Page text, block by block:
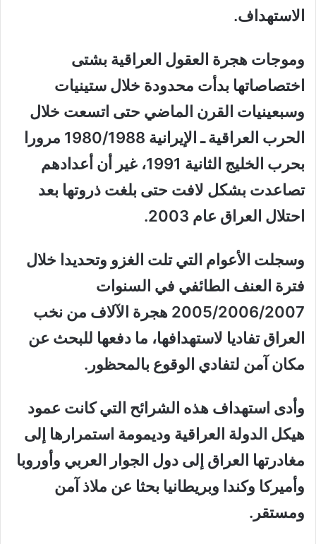
الاستهداف.
وموجات هجرة العقول العراقية بشتى
اختصاصاتها بدأت محدودة خلال ستينيات
وسبعينيات القرن الماضي حتى اتسعت خلال
الحرب العراقية ـ الإيرانية 1980/1988 مرورا
بحرب الخليج الثانية 1991، غير أن أعدادهم
تصاعدت بشكل لافت حتى بلغت ذروتها بعد
احتلال العراق عام 2003.
وسجلت الأعوام التي تلت الغزو وتحديدا خلال
فترة العنف الطائفي في السنوات
2005/2006/2007 هجرة الآلاف من نخب
العراق تفاديا لاستهدافها، ما دفعها للبحث عن
مكان آمن لتفادي الوقوع بالمحظور.
وأدى استهداف هذه الشرائح التي كانت عمود
هيكل الدولة العراقية وديمومة استمرارها إلى
مغادرتها العراق إلى دول الجوار العربي وأوروبا
وأميركا وكندا وبريطانيا بحثا عن ملاذ آمن
ومستقر.